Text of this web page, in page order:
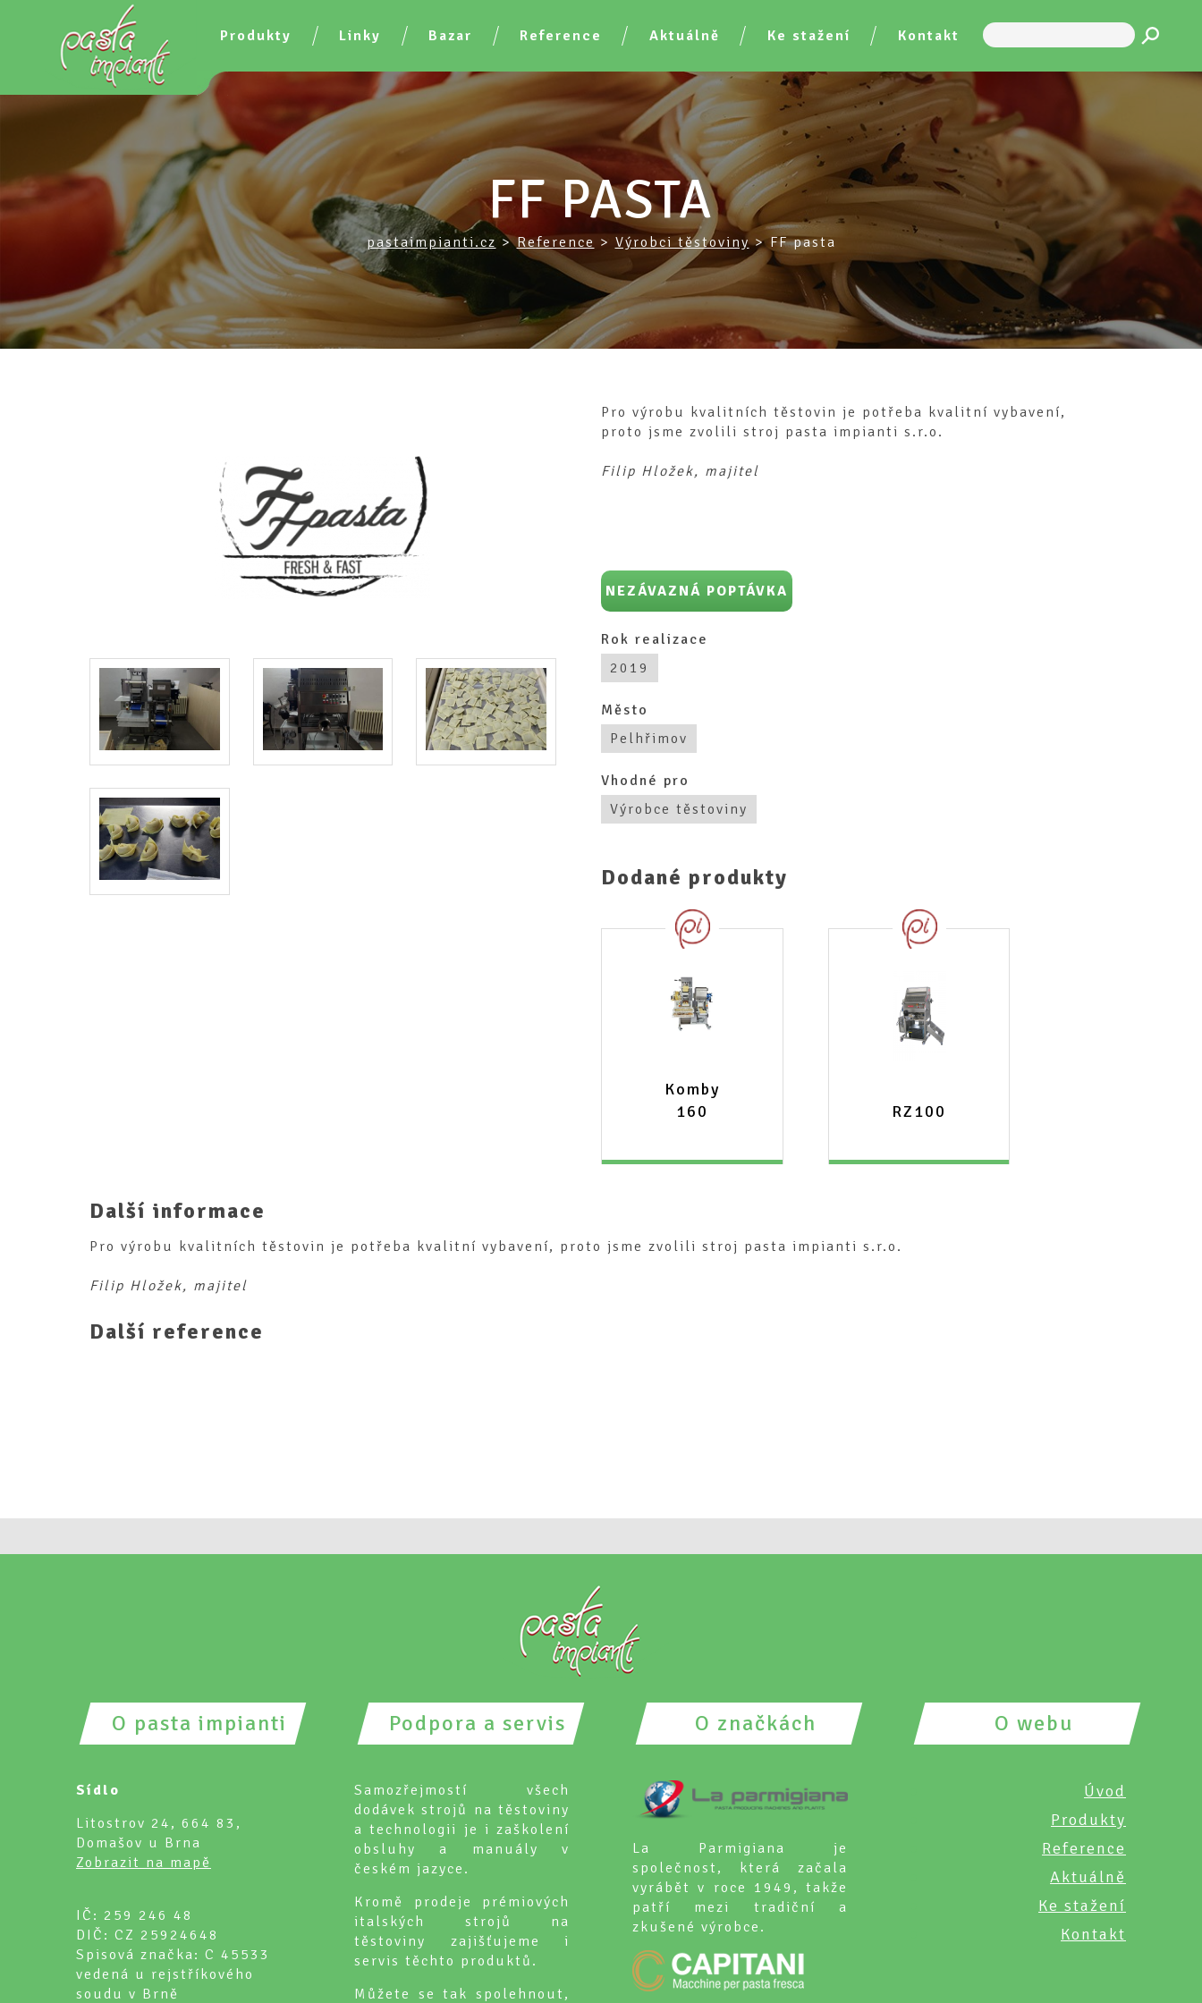
Produkty Linky Bazar Reference Aktuálně Ke stažení Kontakt
FF PASTA
pastaimpianti.cz > Reference > Výrobci těstoviny > FF pasta
Pro výrobu kvalitních těstovin je potřeba kvalitní vybavení,
proto jsme zvolili stroj pasta impianti s.r.o.
Filip Hložek, majitel
NEZÁVAZNÁ POPTÁVKA
Rok realizace
2019
Město
Pelhřimov
Vhodné pro
Výrobce těstoviny
Dodané produkty
Komby
160
RZ100
Další informace
Pro výrobu kvalitních těstovin je potřeba kvalitní vybavení, proto jsme zvolili stroj pasta impianti s.r.o.
Filip Hložek, majitel
Další reference
O pasta impianti
Sídlo
Litostrov 24, 664 83,
Domašov u Brna
Zobrazit na mapě
IČ: 259 246 48
DIČ: CZ 25924648
Spisová značka: C 45533
vedená u rejstříkového
soudu v Brně
Podpora a servis
Samozřejmostí všech
dodávek strojů na těstoviny
a technologii je i zaškolení
obsluhy a manuály v
českém jazyce.
Kromě prodeje prémiových
italských strojů na
těstoviny zajišťujeme i
servis těchto produktů.
Můžete se tak spolehnout,
O značkách
La Parmigiana je
společnost, která začala
vyrábět v roce 1949, takže
patří mezi tradiční a
zkušené výrobce.
O webu
Úvod
Produkty
Reference
Aktuálně
Ke stažení
Kontakt